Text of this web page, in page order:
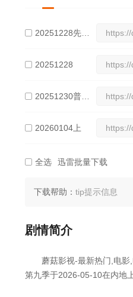
20260322（一）
20251228先导片
20251228
20251230普拉斯
20260104上
20260104下
20260106普拉斯
20260111（一）
20260111（二）
全选 迅雷批量下载
下载帮助： tip提示信息
剧情简介
蘑菇影视-最新热门,电影,
第九季于2026-05-10在内地